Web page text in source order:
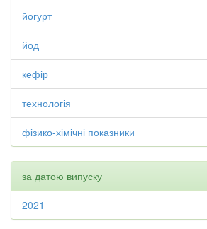
йогурт
йод
кефір
технологія
фізико-хімічні показники
за датою випуску
2021